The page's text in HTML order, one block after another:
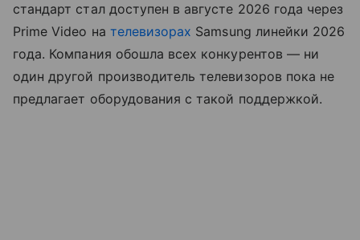
стандарт стал доступен в августе 2026 года через
Prime Video на телевизорах Samsung линейки 2026
года. Компания обошла всех конкурентов — ни
один другой производитель телевизоров пока не
предлагает оборудования с такой поддержкой.